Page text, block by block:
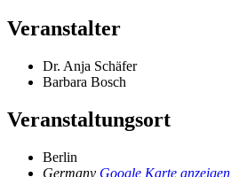
Veranstalter
Dr. Anja Schäfer
Barbara Bosch
Veranstaltungsort
Berlin
Germany Google Karte anzeigen